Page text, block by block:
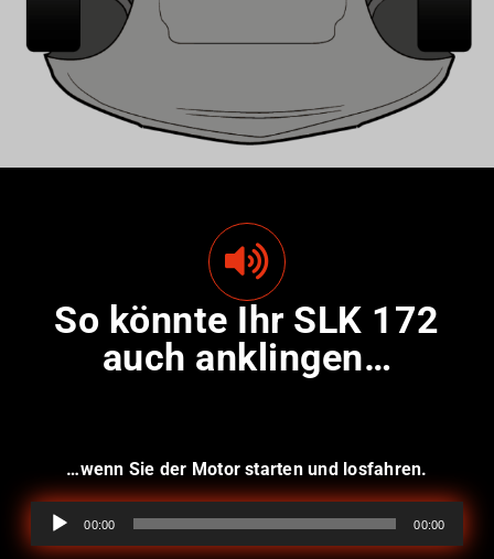
So könnte Ihr SLK 172
auch anklingen…
…wenn Sie der Motor starten und losfahren.
Audio-
Player
00:00 00:00